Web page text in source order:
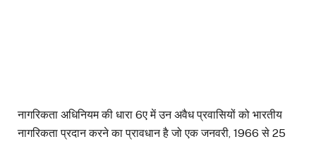
नागरिकता अधिनियम की धारा 6ए में उन अवैध प्रवासियों को भारतीय
नागरिकता प्रदान करने का प्रावधान है जो एक जनवरी, 1966 से 25